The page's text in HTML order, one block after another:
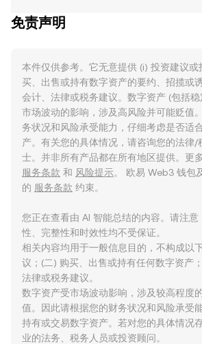
免责声明
本件仅供参考。它无意提供 (i) 投资建议或
买、出售或持有数字资产的要约、招揽或
会计、法律或税务建议。数字资产 (包括稳
市场波动的影响，涉及高风险并可能贬值
务状况和风险承受能力，仔细考虑是否适
产。有关您的具体情况，请咨询您的法律/
士。并非所有产品都在所有地区提供。更
服务条款 和 风险提示。 欧易 Web3 钱包
的 服务条款 约束。
您正在查看由 AI 智能总结的内容。请注意
性、完整性和时效性均不受保证。
相关内容均用于一般信息目的，不构成以
议；(二) 购买、出售或持有任何数字资产
法律或税务建议。
数字资产受市场波动影响，涉及较高程度
值。因此请根据您的财务状况和风险承受
持有或交易数字资产。若对您的具体情况
业的法务、税务人员或投资顾问。